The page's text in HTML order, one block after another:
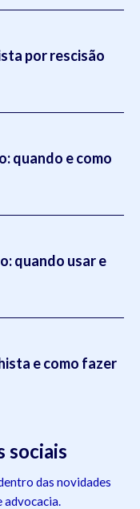
por rescisão
quando e como
quando usar e
e como fazer
sociais
das novidades
advocacia.